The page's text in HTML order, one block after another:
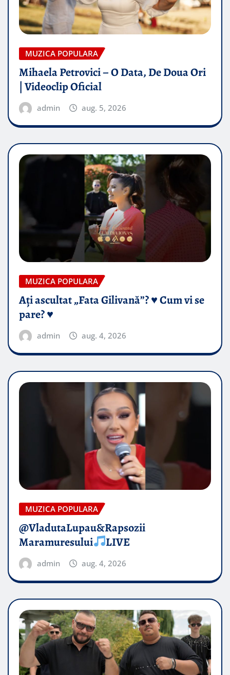
MUZICA POPULARA
Mihaela Petrovici – O Data, De Doua Ori
| Videoclip Oficial
admin aug. 5, 2026
MUZICA POPULARA
Ați ascultat „Fata Gilivană”? ♥️ Cum vi se
pare? ♥️
admin aug. 4, 2026
MUZICA POPULARA
@VladutaLupau&Rapsozii
Maramuresului
LIVE
admin aug. 4, 2026